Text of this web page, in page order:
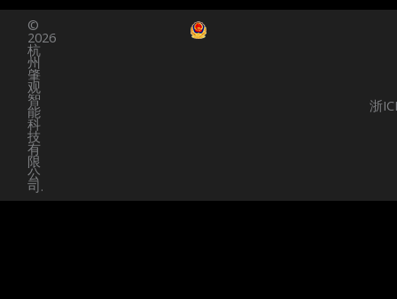
o
k
-
f
r
©
2026
杭
州
肇
观
智
能
科
技
有
限
公
司.
浙